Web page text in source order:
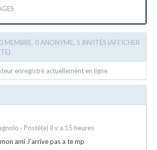
0 MEMBRE, 0 ANONYME, 5 INVITÉS (AFFICHER
enregistré actuellement en ligne
· Posté(e) il y a 15 heures
ami J'arrive pas a te mp